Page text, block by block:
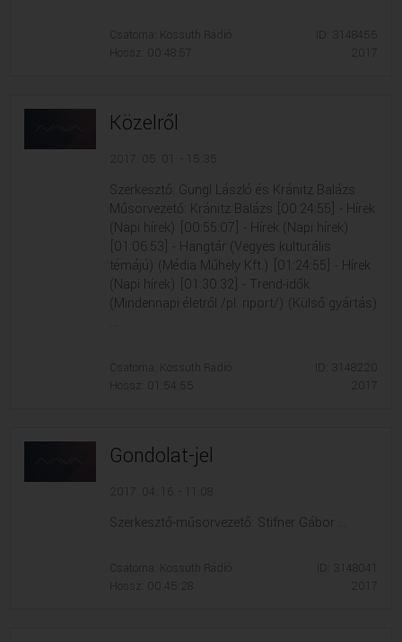
Csatorna: Kossuth Rádió
Hossz: 00:48:57
ID: 3148455
2017
Közelről
2017. 05. 01. - 15:35
Szerkesztő: Gungl László és Kránitz Balázs
Műsorvezető: Kránitz Balázs [00:24:55] - Hírek
(Napi hírek) [00:55:07] - Hírek (Napi hírek)
[01:06:53] - Hangtár (Vegyes kulturális
témájú) (Média Műhely Kft.) [01:24:55] - Hírek
(Napi hírek) [01:30:32] - Trend-idők
(Mindennapi életről /pl. riport/) (Külső gyártás)
Csatorna: Kossuth Rádió
Hossz: 01:54:55
ID: 3148220
2017
Gondolat-jel
2017. 04. 16. - 11:08
Szerkesztő-műsorvezető: Stifner Gábor ...
Csatorna: Kossuth Rádió
Hossz: 00:45:28
ID: 3148041
2017